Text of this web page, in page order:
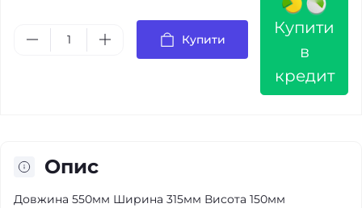
Купити
Купити
в
кредит
Опис
Довжина 550мм Ширина 315мм Висота 150мм